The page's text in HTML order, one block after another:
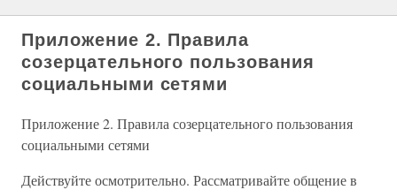
Приложение 2. Правила
созерцательного пользования
социальными сетями
Приложение 2. Правила созерцательного пользования
социальными сетями
Действуйте осмотрительно. Рассматривайте общение в